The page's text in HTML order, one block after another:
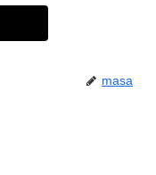
masa